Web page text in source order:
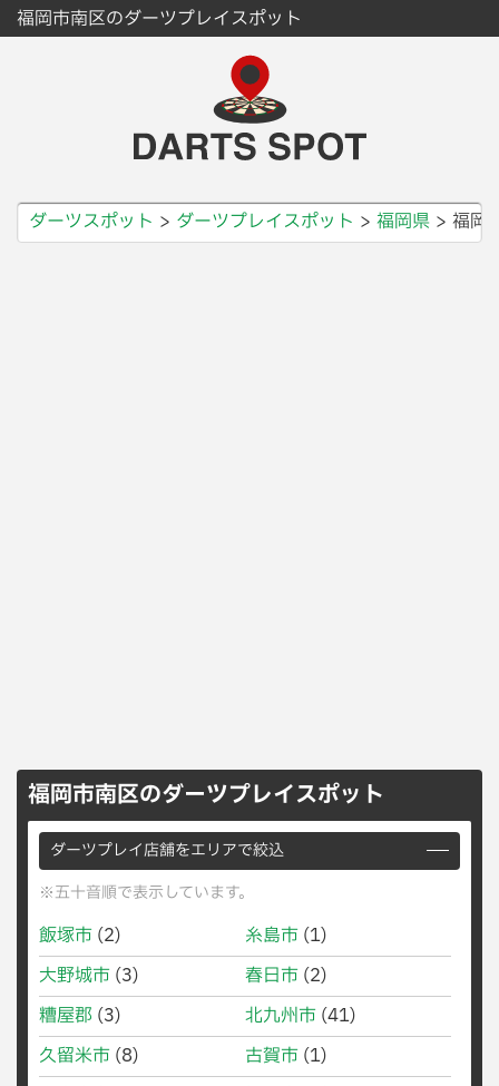
福岡市南区のダーツプレイスポット
ダーツスポット ダーツプレイスポット 福岡県 福岡
福岡市南区のダーツプレイスポット
ダーツプレイ店舗をエリアで絞込
※五十音順で表示しています。
飯塚市 (2) 糸島市 (1)
大野城市 (3) 春日市 (2)
糟屋郡 (3) 北九州市 (41)
久留米市 (8) 古賀市 (1)